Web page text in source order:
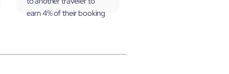
earn 4% of their booking